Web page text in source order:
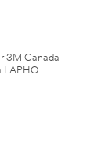
3M Canada
LAPHO